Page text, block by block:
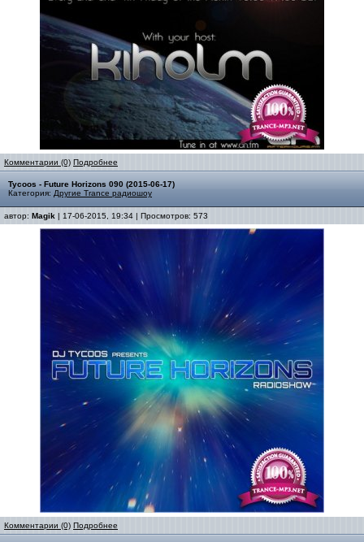
Комментарии (0) Подробнее
Tycoos - Future Horizons 090 (2015-06-17)
Категория: Другие Trance радиошоу
автор: Magik | 17-06-2015, 19:34 | Просмотров: 573
Комментарии (0) Подробнее